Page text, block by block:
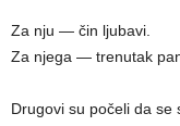
Za nju — čin ljubavi.
Za njega — trenutak
Drugovi su počeli da se